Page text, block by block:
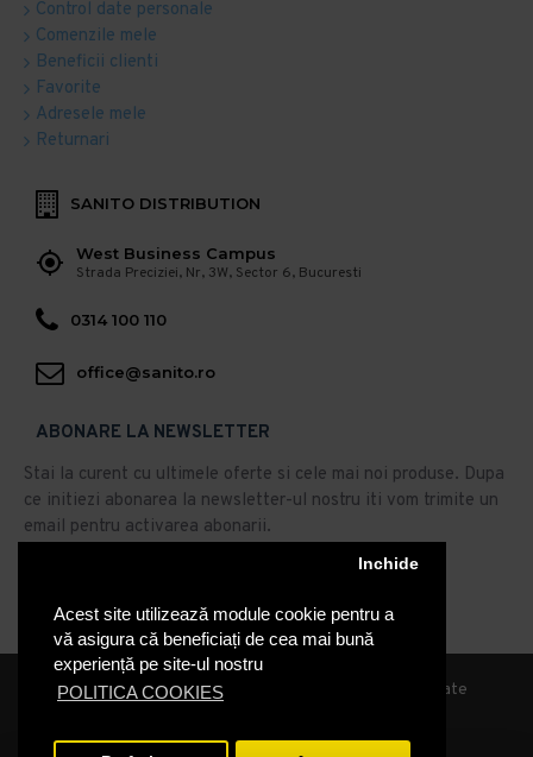
Acest site utilizează module cookie pentru a
vă asigura că beneficiați de cea mai bună
experiență pe site-ul nostru
POLITICA COOKIES
Inchide
Control date personale
Comenzile mele
Beneficii clienti
Favorite
Adresele mele
Returnari
SANITO DISTRIBUTION
West Business Campus
Strada Preciziei, Nr, 3W, Sector 6, Bucuresti
0314 100 110
office@sanito.ro
ABONARE LA NEWSLETTER
Stai la curent cu ultimele oferte si cele mai noi produse. Dupa
ce initiezi abonarea la newsletter-ul nostru iti vom trimite un
email pentru activarea abonarii.
Abonare
Am citit şi sunt de acord cu Politica de Confidentialitate
© 2019, Sanito Distribution, Toate drepturile rezervate